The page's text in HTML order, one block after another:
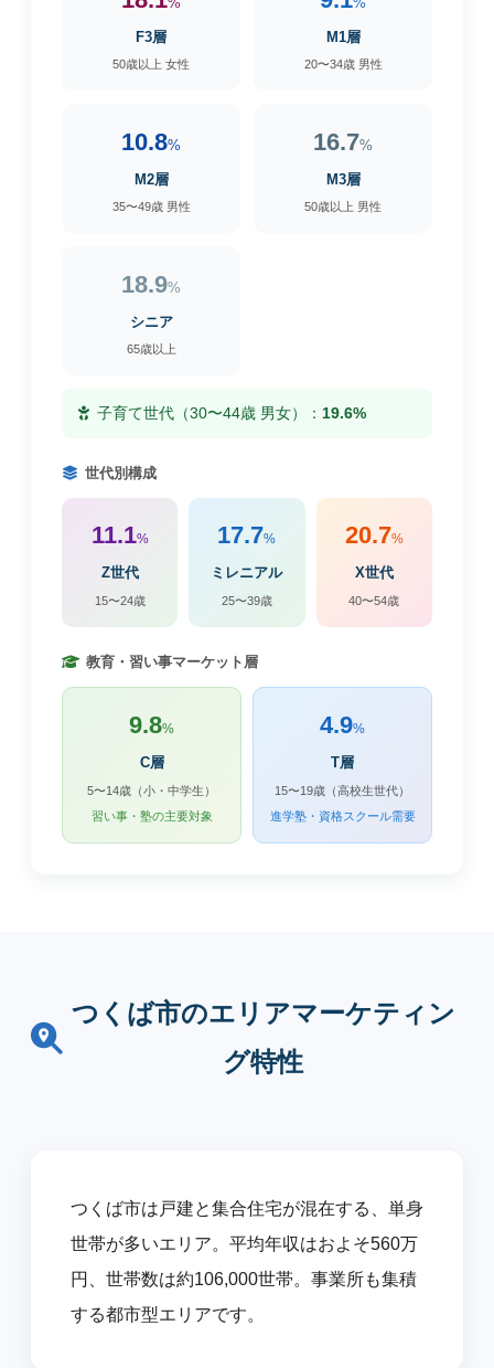
F3層
50歳以上 女性
M1層
20〜34歳 男性
10.8%
M2層
35〜49歳 男性
16.7%
M3層
50歳以上 男性
18.9%
シニア
65歳以上
子育て世代（30〜44歳 男女）： 19.6%
世代別構成
11.1%
Z世代
15〜24歳
17.7%
ミレニアル
25〜39歳
20.7%
X世代
40〜54歳
教育・習い事マーケット層
9.8%
C層
5〜14歳（小・中学生）
習い事・塾の主要対象
4.9%
T層
15〜19歳（高校生世代）
進学塾・資格スクール需要
つくば市のエリアマーケティン
グ特性
つくば市は戸建と集合住宅が混在する、単身
世帯が多いエリア。平均年収はおよそ560万
円、世帯数は約106,000世帯。事業所も集積
する都市型エリアです。